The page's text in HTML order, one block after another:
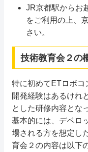
JR京都駅からお
をご利用の上、
さい。
技術教育会２の
特に初めてETロボコ
開発経験はあるけれ
とした研修内容とな
基本的には、デベロ
場される方を想定し
育会２の内容は以下